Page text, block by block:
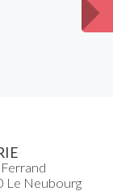
Le Neubourg